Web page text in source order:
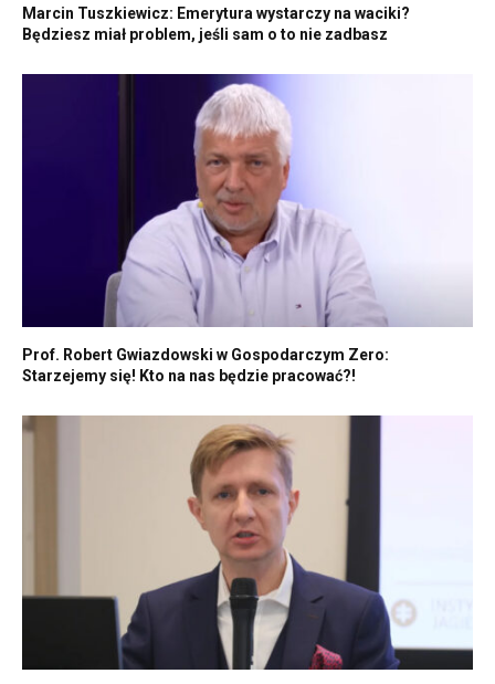
Marcin Tuszkiewicz: Emerytura wystarczy na waciki?
Będziesz miał problem, jeśli sam o to nie zadbasz
Prof. Robert Gwiazdowski w Gospodarczym Zero:
Starzejemy się! Kto na nas będzie pracować?!